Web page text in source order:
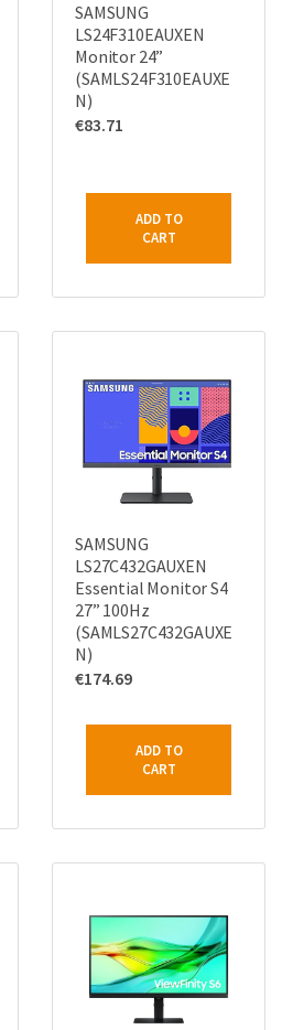
SAMSUNG
LS24F310EAUXEN
Monitor 24”
(SAMLS24F310EAUXE
N)
€83.71
ADD TO
CART
SAMSUNG
LS27C432GAUXEN
Essential Monitor S4
27” 100Hz
(SAMLS27C432GAUXE
N)
€174.69
ADD TO
CART